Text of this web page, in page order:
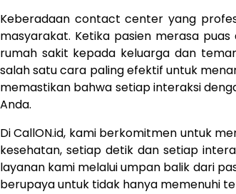
Keberadaan contact center yang
masyarakat. Ketika pasien merasa
rumah sakit kepada keluarga dan
salah satu cara paling efektif untuk
memastikan bahwa setiap interaksi
Anda.
Di CallON.id, kami berkomitmen untuk
kesehatan, setiap detik dan setiap
layanan kami melalui umpan balik dari
berupaya untuk tidak hanya memenuhi